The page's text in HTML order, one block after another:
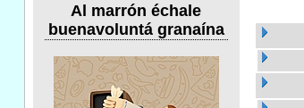
Al marrón échale
buenavoluntá granaína